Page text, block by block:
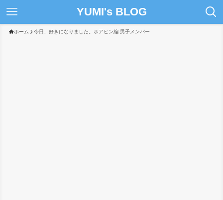
YUMI's BLOG
ホーム 今日、好きになりました。ホアヒン編 男子メンバー